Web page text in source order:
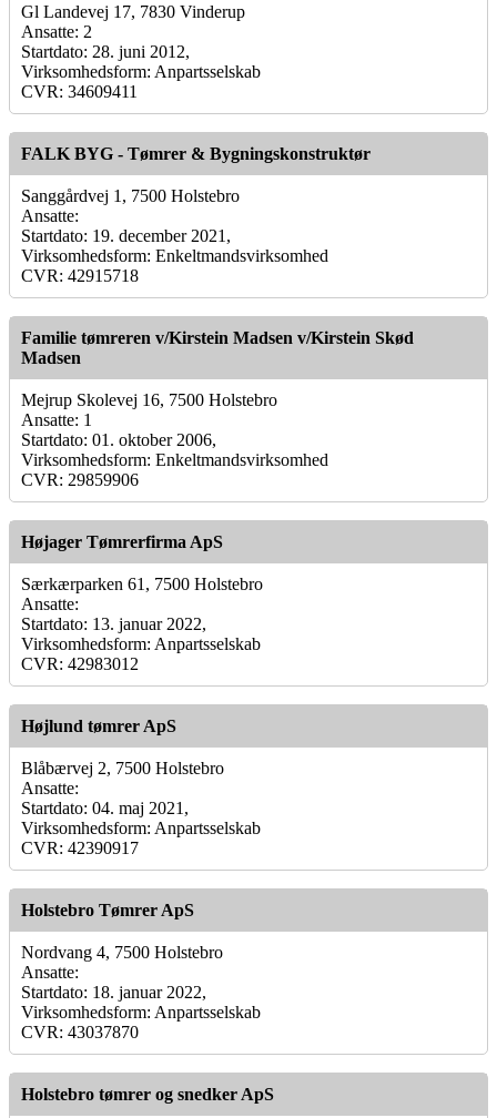
Gl Landevej 17, 7830 Vinderup
Ansatte: 2
Startdato: 28. juni 2012,
Virksomhedsform: Anpartsselskab
CVR: 34609411
FALK BYG - Tømrer & Bygningskonstruktør
Sanggårdvej 1, 7500 Holstebro
Ansatte:
Startdato: 19. december 2021,
Virksomhedsform: Enkeltmandsvirksomhed
CVR: 42915718
Familie tømreren v/Kirstein Madsen v/Kirstein Skød
Madsen
Mejrup Skolevej 16, 7500 Holstebro
Ansatte: 1
Startdato: 01. oktober 2006,
Virksomhedsform: Enkeltmandsvirksomhed
CVR: 29859906
Højager Tømrerfirma ApS
Særkærparken 61, 7500 Holstebro
Ansatte:
Startdato: 13. januar 2022,
Virksomhedsform: Anpartsselskab
CVR: 42983012
Højlund tømrer ApS
Blåbærvej 2, 7500 Holstebro
Ansatte:
Startdato: 04. maj 2021,
Virksomhedsform: Anpartsselskab
CVR: 42390917
Holstebro Tømrer ApS
Nordvang 4, 7500 Holstebro
Ansatte:
Startdato: 18. januar 2022,
Virksomhedsform: Anpartsselskab
CVR: 43037870
Holstebro tømrer og snedker ApS